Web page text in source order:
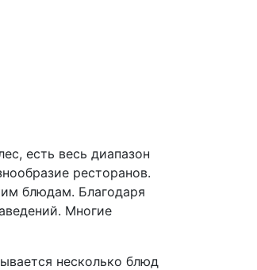
есть весь диапазон
ресторанов.
блюдам. Благодаря
Многие
несколько блюд